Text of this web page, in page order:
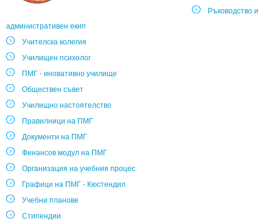
Ръководство и
административен екип
Учителска колегия
Училищен психолог
ПМГ - иновативно училище
Обществен съвет
Училищно настоятелство
Правилници на ПМГ
Документи на ПМГ
Финансов модул на ПМГ
Организация на учебния процес
Графици на ПМГ - Кюстендил
Учебни планове
Стипендии